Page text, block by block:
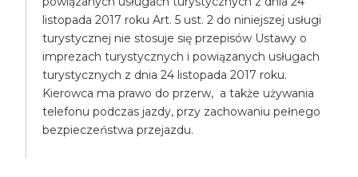
listopada 2017 roku Art. 5 ust. 2 do niniejszej usługi
turystycznej nie stosuje się przepisów Ustawy o
imprezach turystycznych i powiązanych usługach
turystycznych z dnia 24 listopada 2017 roku.
Kierowca ma prawo do przerw, a także używania
telefonu podczas jazdy, przy zachowaniu pełnego
bezpieczeństwa przejazdu.